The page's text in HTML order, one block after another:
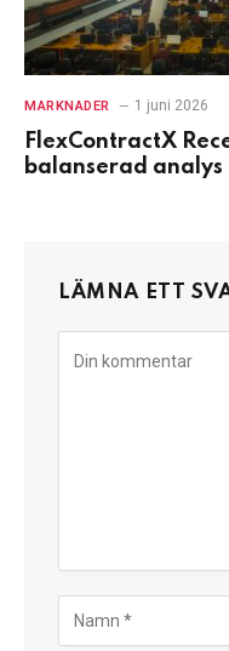
MARKNADER 1 juni 2026
FlexContractX
balanserad analys
LÄMNA ETT